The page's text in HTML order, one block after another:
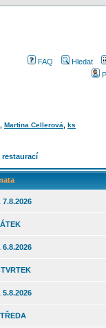
FAQ
Hledat
Martina Cellerová
ks
restaurací
7.8.2026
6.8.2026
5.8.2026